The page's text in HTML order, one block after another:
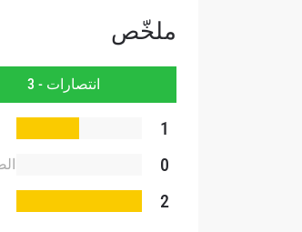
ملخّص
انتصارات - 3
1
0
2